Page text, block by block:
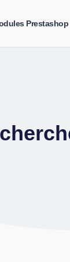
Prestashop